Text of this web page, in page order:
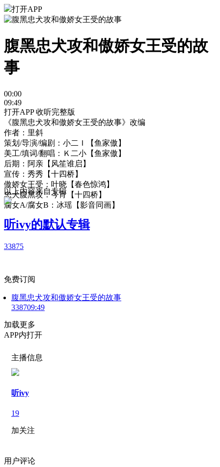
打开APP
腹黑忠犬攻和傲娇女王受的故
事
00:00
09:49
打开APP 收听完整版
《腹黑忠犬攻和傲娇女王受的故事》改编
作者：里斜
策划/导演/编剧：小二Ｉ【鱼家傲】
美工/填词/翻唱 ：Ｋ二小【鱼家傲】
后期：阿亲【风笙谁启】
宣传：秀秀【十四桥】
傲娇女王受：叶晓【春色惊鸿】
忠犬腹黑攻：今宵【十四桥】
腐女A/腐女B：冰瑶【影音同画】
以上内容来自专辑
听ivy的默认专辑
33875
免费订阅
腹黑忠犬攻和傲娇女王受的故事
338709:49
加载更多
APP内打开
主播信息
听ivy
19
加关注
用户评论